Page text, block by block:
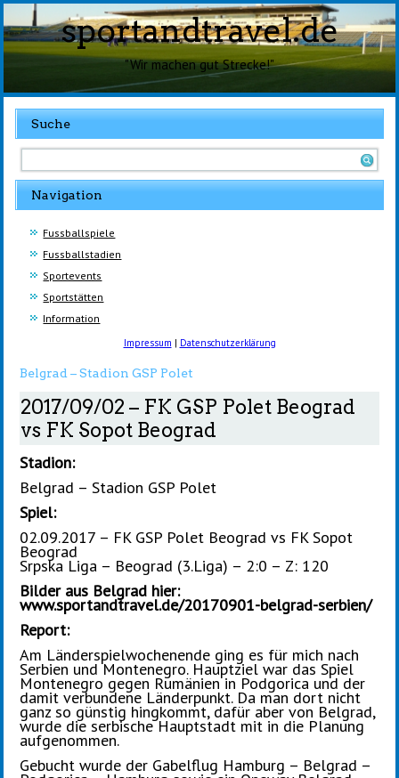
sportandtravel.de
"Wir machen gut Strecke!"
Suche
Navigation
Fussballspiele
Fussballstadien
Sportevents
Sportstätten
Information
Impressum | Datenschutzerklärung
Belgrad – Stadion GSP Polet
2017/09/02 – FK GSP Polet Beograd
vs FK Sopot Beograd
Stadion:
Belgrad – Stadion GSP Polet
Spiel:
02.09.2017 – FK GSP Polet Beograd vs FK Sopot
Beograd
Srpska Liga – Beograd (3.Liga) – 2:0 – Z: 120
Bilder aus Belgrad hier:
www.sportandtravel.de/20170901-belgrad-serbien/
Report:
Am Länderspielwochenende ging es für mich nach
Serbien und Montenegro. Hauptziel war das Spiel
Montenegro gegen Rumänien in Podgorica und der
damit verbundene Länderpunkt. Da man dort nicht
ganz so günstig hingkommt, dafür aber von Belgrad,
wurde die serbische Hauptstadt mit in die Planung
aufgenommen.
Gebucht wurde der Gabelflug Hamburg – Belgrad –